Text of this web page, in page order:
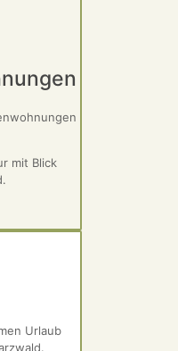
mit Blick
Urlaub